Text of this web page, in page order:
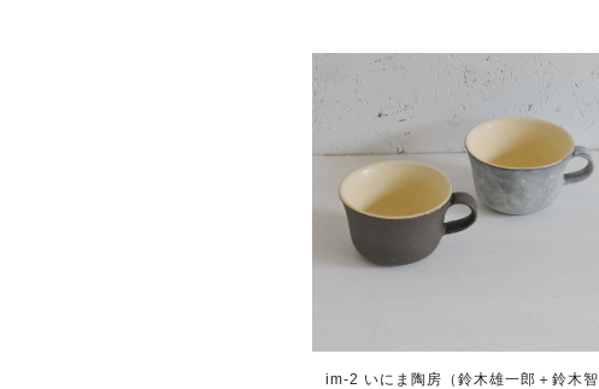
im-2 いにま陶房（鈴木雄一郎＋鈴木智